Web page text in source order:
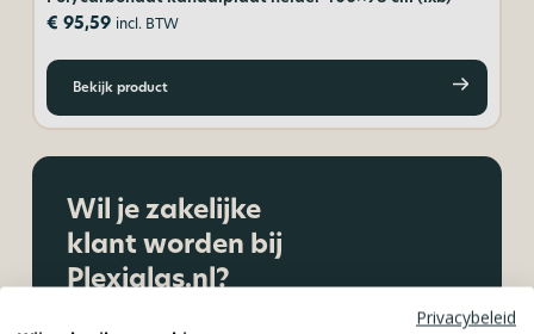
€ 95,59 incl. BTW
Bekijk product
Wil je zakelijke
klant worden bij
Plexiglas.nl?
Privacybeleid